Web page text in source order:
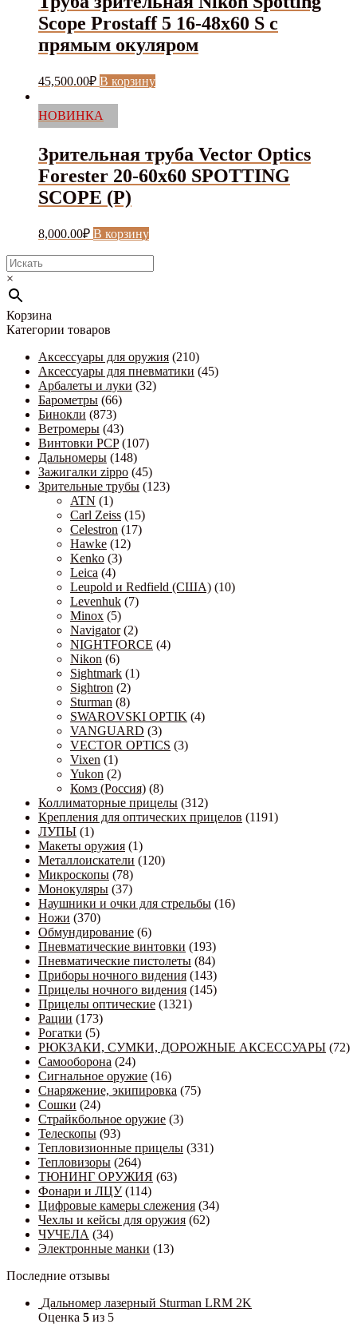
Scope Prostaff 5 16-48x60 S с
прямым окуляром
45,500.00₽ В корзину
НОВИНКА
Зрительная труба Vector Optics
Forester 20-60x60 SPOTTING
SCOPE (P)
8,000.00₽ В корзину
×
Корзина
Категории товаров
Аксессуары для оружия (210)
Аксессуары для пневматики (45)
Арбалеты и луки (32)
Барометры (66)
Бинокли (873)
Ветромеры (43)
Винтовки PCP (107)
Дальномеры (148)
Зажигалки zippo (45)
Зрительные трубы (123)
ATN (1)
Carl Zeiss (15)
Celestron (17)
Hawke (12)
Kenko (3)
Leica (4)
Leupold и Redfield (США) (10)
Levenhuk (7)
Minox (5)
Navigator (2)
NIGHTFORCE (4)
Nikon (6)
Sightmark (1)
Sightron (2)
Sturman (8)
SWAROVSKI OPTIK (4)
VANGUARD (3)
VECTOR OPTICS (3)
Vixen (1)
Yukon (2)
Комз (Россия) (8)
Коллиматорные прицелы (312)
Крепления для оптических прицелов (1191)
ЛУПЫ (1)
Макеты оружия (1)
Металлоискатели (120)
Микроскопы (78)
Монокуляры (37)
Наушники и очки для стрельбы (16)
Ножи (370)
Обмундирование (6)
Пневматические винтовки (193)
Пневматические пистолеты (84)
Приборы ночного видения (143)
Прицелы ночного видения (145)
Прицелы оптические (1321)
Рации (173)
Рогатки (5)
РЮКЗАКИ, СУМКИ, ДОРОЖНЫЕ АКСЕССУАРЫ (72)
Самооборона (24)
Сигнальное оружие (16)
Снаряжение, экипировка (75)
Сошки (24)
Страйкбольное оружие (3)
Телескопы (93)
Тепловизионные прицелы (331)
Тепловизоры (264)
ТЮНИНГ ОРУЖИЯ (63)
Фонари и ЛЦУ (114)
Цифровые камеры слежения (34)
Чехлы и кейсы для оружия (62)
ЧУЧЕЛА (34)
Электронные манки (13)
Последние отзывы
Дальномер лазерный Sturman LRM 2K
Оценка 5 из 5